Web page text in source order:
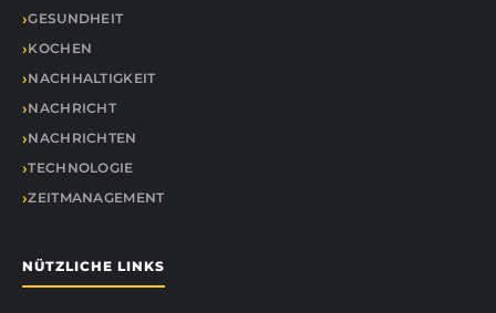
GESUNDHEIT
KOCHEN
NACHHALTIGKEIT
NACHRICHT
NACHRICHTEN
TECHNOLOGIE
ZEITMANAGEMENT
NÜTZLICHE LINKS